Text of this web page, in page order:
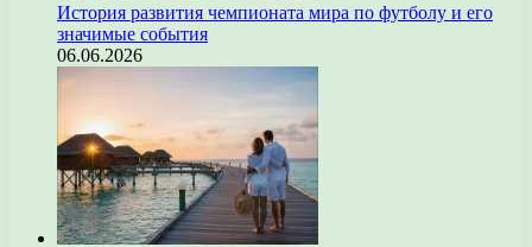
История развития чемпионата мира по футболу и его
значимые события
06.06.2026